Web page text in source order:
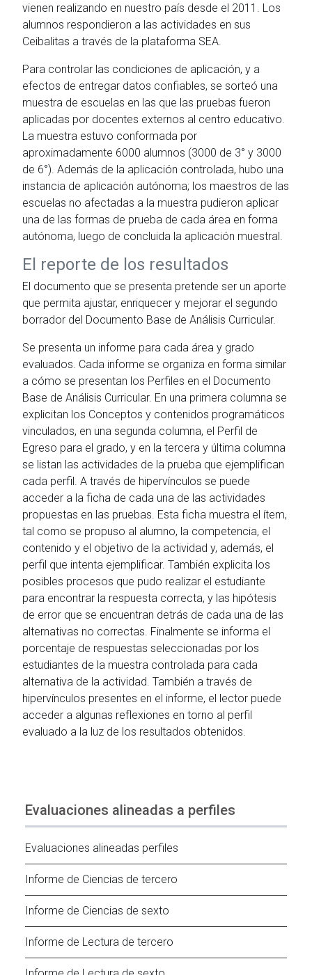
vienen realizando en nuestro país desde el 2011. Los
alumnos respondieron a las actividades en sus
Ceibalitas a través de la plataforma SEA.
Para controlar las condiciones de aplicación, y a
efectos de entregar datos confiables, se sorteó una
muestra de escuelas en las que las pruebas fueron
aplicadas por docentes externos al centro educativo.
La muestra estuvo conformada por
aproximadamente 6000 alumnos (3000 de 3° y 3000
de 6°). Además de la aplicación controlada, hubo una
instancia de aplicación autónoma; los maestros de las
escuelas no afectadas a la muestra pudieron aplicar
una de las formas de prueba de cada área en forma
autónoma, luego de concluida la aplicación muestral.
El reporte de los resultados
El documento que se presenta pretende ser un aporte
que permita ajustar, enriquecer y mejorar el segundo
borrador del Documento Base de Análisis Curricular.
Se presenta un informe para cada área y grado
evaluados. Cada informe se organiza en forma similar
a cómo se presentan los Perfiles en el Documento
Base de Análisis Curricular. En una primera columna se
explicitan los Conceptos y contenidos programáticos
vinculados, en una segunda columna, el Perfil de
Egreso para el grado, y en la tercera y última columna
se listan las actividades de la prueba que ejemplifican
cada perfil. A través de hipervínculos se puede
acceder a la ficha de cada una de las actividades
propuestas en las pruebas. Esta ficha muestra el ítem,
tal como se propuso al alumno, la competencia, el
contenido y el objetivo de la actividad y, además, el
perfil que intenta ejemplificar. También explicita los
posibles procesos que pudo realizar el estudiante
para encontrar la respuesta correcta, y las hipótesis
de error que se encuentran detrás de cada una de las
alternativas no correctas. Finalmente se informa el
porcentaje de respuestas seleccionadas por los
estudiantes de la muestra controlada para cada
alternativa de la actividad. También a través de
hipervínculos presentes en el informe, el lector puede
acceder a algunas reflexiones en torno al perfil
evaluado a la luz de los resultados obtenidos.
Evaluaciones alineadas a perfiles
Evaluaciones alineadas perfiles
Informe de Ciencias de tercero
Informe de Ciencias de sexto
Informe de Lectura de tercero